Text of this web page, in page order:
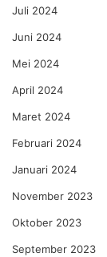
Juli 2024
Juni 2024
Mei 2024
April 2024
Maret 2024
Februari 2024
Januari 2024
November 2023
Oktober 2023
September 2023